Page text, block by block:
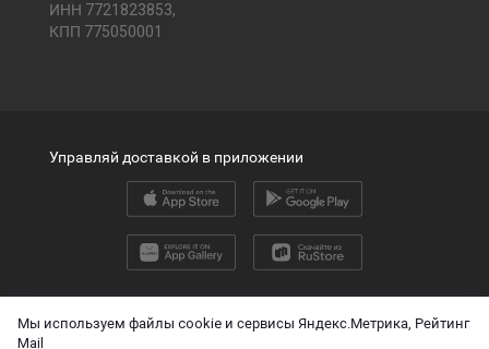
Мы используем файлы cookie и сервисы Яндекс.Метрика, Рейтинг
Mail
ИНН 7721823853,
КПП 775050001
2026 © ООО «ПЭК»
Управляй доставкой в приложении